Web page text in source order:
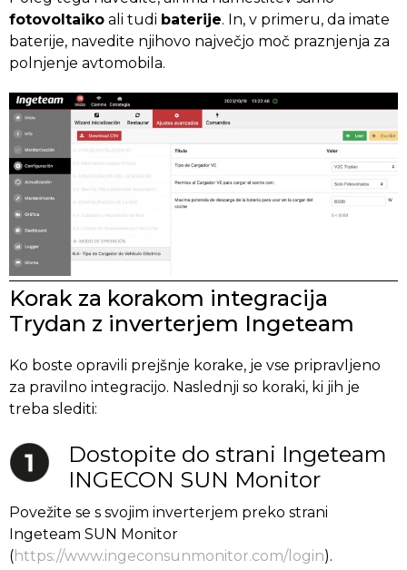
fotovoltaiko ali tudi baterije. In, v primeru, da imate
baterije, navedite njihovo največjo moč praznjenja za
polnjenje avtomobila.
Korak za korakom integracija
Trydan z inverterjem Ingeteam
Ko boste opravili prejšnje korake, je vse pripravljeno
za pravilno integracijo. Naslednji so koraki, ki jih je
treba slediti:
Dostopite do strani Ingeteam
INGECON SUN Monitor
Povežite se s svojim inverterjem preko strani
Ingeteam SUN Monitor
(https://www.ingeconsunmonitor.com/login).